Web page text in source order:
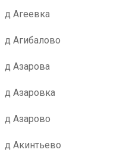
д Агеевка
д Агибалово
д Азарова
д Азаровка
д Азарово
д Акинтьево